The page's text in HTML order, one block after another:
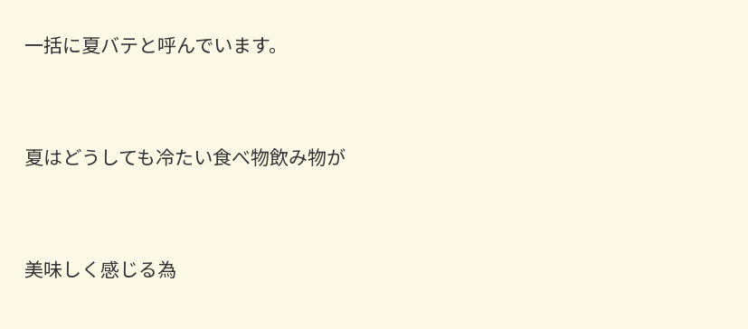
一括に夏バテと呼んでいます。
夏はどうしても冷たい食べ物飲み物が
美味しく感じる為